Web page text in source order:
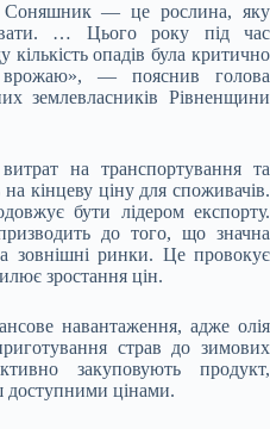
Соняшник — це рослина, яку
… Цього року під час
кількість опадів була критично
— пояснив голова
землевласників Рівненщини
на транспортування та
кінцеву ціну для споживачів.
бути лідером експорту.
до того, що значна
зовнішні ринки. Це провокує
зростання цін.
навантаження, адже олія
страв до зимових
закуповують продукт,
доступними цінами.